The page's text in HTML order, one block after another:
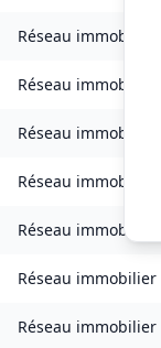
Réseau immobilier
Réseau immobilier
Réseau immobilier
Réseau immobilier
Réseau immobilier
Réseau immobilier
Réseau immobilier